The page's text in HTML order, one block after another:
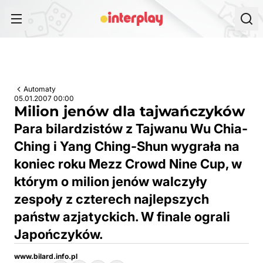
Automaty
05.01.2007 00:00
Milion jenów dla tajwańczyków
Para bilardzistów z Tajwanu Wu Chia-
Ching i Yang Ching-Shun wygrała na
koniec roku Mezz Crowd Nine Cup, w
którym o milion jenów walczyły
zespoły z czterech najlepszych
państw azjatyckich. W finale ograli
Japończyków.
www.bilard.info.pl